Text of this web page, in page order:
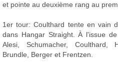
et pointe au deuxième rang au
1er tour: Coulthard tente en vain
dans Hangar Straight. À l'issue
Alesi, Schumacher, Coulthard,
Brundle, Berger et Frentzen.